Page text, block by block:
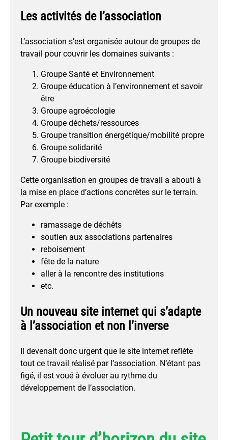
Les activités de l’association
L’association s’est organisée autour de groupes de
travail pour couvrir les domaines suivants :
Groupe Santé et Environnement
Groupe éducation à l’environnement et savoir
être
Groupe agroécologie
Groupe déchets/ressources
Groupe transition énergétique/mobilité propre
Groupe solidarité
Groupe biodiversité
Cette organisation en groupes de travail a abouti à
la mise en place d’actions concrètes sur le terrain.
Par exemple :
ramassage de déchêts
soutien aux associations partenaires
reboisement
fête de la nature
aller à la rencontre des institutions
etc.
Un nouveau site internet qui s’adapte
à l’association et non l’inverse
Il devenait donc urgent que le site internet reflète
tout ce travail réalisé par l’association. N’étant pas
figé, il est voué à évoluer au rythme du
développement de l’association.